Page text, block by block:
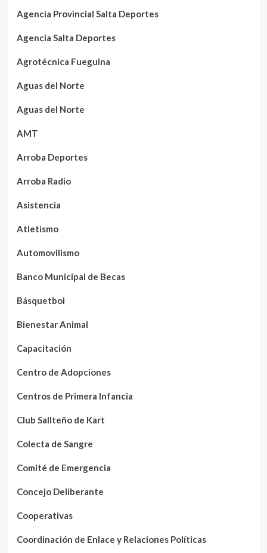
Agencia Provincial Salta Deportes
Agencia Salta Deportes
Agrotécnica Fueguina
Aguas del Norte
Aguas del Norte
AMT
Arroba Deportes
Arroba Radio
Asistencia
Atletismo
Automovilismo
Banco Municipal de Becas
Básquetbol
Bienestar Animal
Capacitación
Centro de Adopciones
Centros de Primera Infancia
Club Sallteño de Kart
Colecta de Sangre
Comité de Emergencia
Concejo Deliberante
Cooperativas
Coordinación de Enlace y Relaciones Políticas